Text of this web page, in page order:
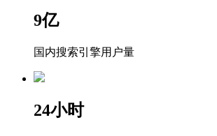
9亿
国内搜索引擎用户量
24小时